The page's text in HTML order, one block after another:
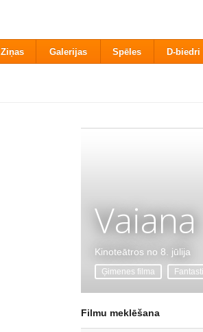
Ziņas Galerijas Spēles D-biedri
Vaiana
Kinoteātros no 8. jūlija
Ģimenes filma
Filmu meklēšana